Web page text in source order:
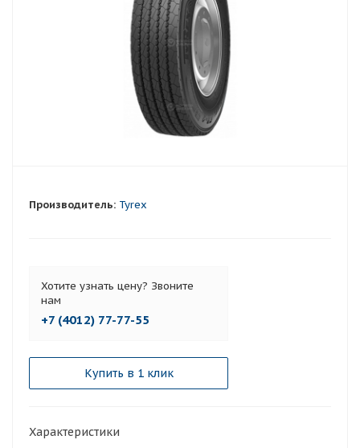
Производитель: Tyrex
Хотите узнать цену? Звоните
нам
+7 (4012) 77-77-55
Купить в 1 клик
Характеристики